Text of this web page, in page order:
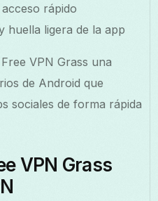
rápido
huella ligera de la app
VPN Grass una
de Android que
sociales de forma rápida
VPN Grass